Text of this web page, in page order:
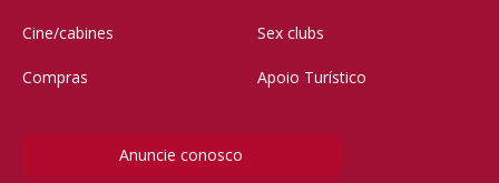
Cine/cabines
Compras
Sex clubs
Apoio Turístico
Anuncie conosco